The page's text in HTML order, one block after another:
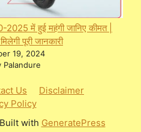
में हुई महंगी जानिए कीमत |
पूरी जानकारी
19, 2024
Palandure
Us
Disclaimer
Policy
with GeneratePress